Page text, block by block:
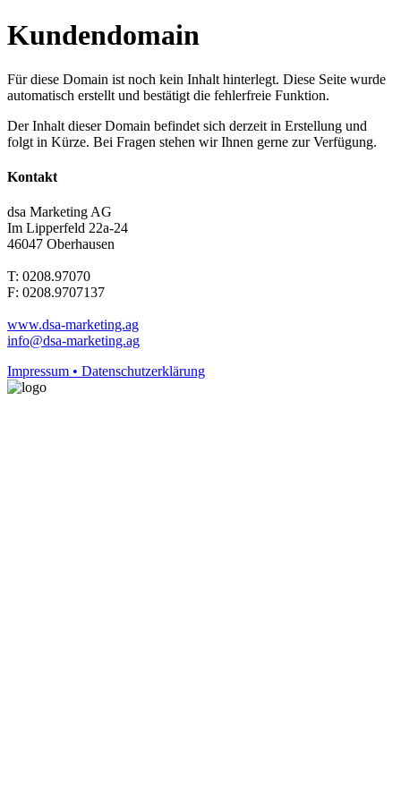
Kundendomain
Für diese Domain ist noch kein Inhalt hinterlegt. Diese Seite wurde
automatisch erstellt und bestätigt die fehlerfreie Funktion.
Der Inhalt dieser Domain befindet sich derzeit in Erstellung und
folgt in Kürze. Bei Fragen stehen wir Ihnen gerne zur Verfügung.
Kontakt
dsa Marketing AG
Im Lipperfeld 22a-24
46047 Oberhausen
T: 0208.97070
F: 0208.9707137
www.dsa-marketing.ag
info@dsa-marketing.ag
Impressum • Datenschutzerklärung